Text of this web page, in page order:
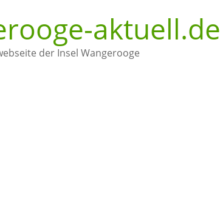
aktuell.de
der Insel Wangerooge